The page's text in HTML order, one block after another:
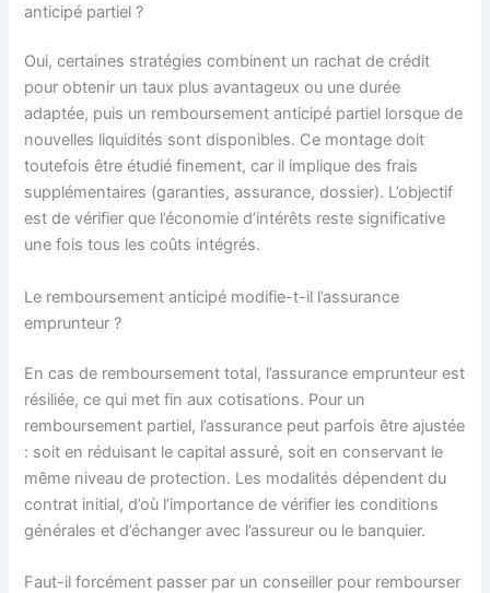
anticipé partiel ?
Oui, certaines stratégies combinent un rachat de crédit
pour obtenir un taux plus avantageux ou une durée
adaptée, puis un remboursement anticipé partiel lorsque de
nouvelles liquidités sont disponibles. Ce montage doit
toutefois être étudié finement, car il implique des frais
supplémentaires (garanties, assurance, dossier). L’objectif
est de vérifier que l’économie d’intérêts reste significative
une fois tous les coûts intégrés.
Le remboursement anticipé modifie-t-il l’assurance
emprunteur ?
En cas de remboursement total, l’assurance emprunteur est
résiliée, ce qui met fin aux cotisations. Pour un
remboursement partiel, l’assurance peut parfois être ajustée
: soit en réduisant le capital assuré, soit en conservant le
même niveau de protection. Les modalités dépendent du
contrat initial, d’où l’importance de vérifier les conditions
générales et d’échanger avec l’assureur ou le banquier.
Faut-il forcément passer par un conseiller pour rembourser